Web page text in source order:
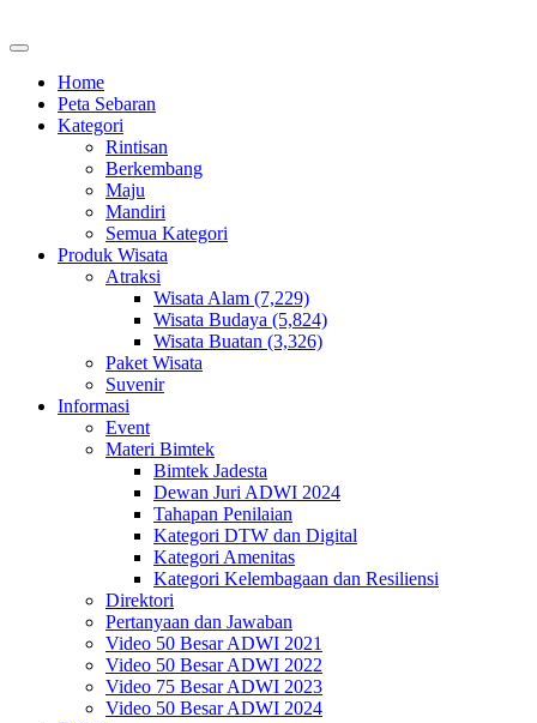
Home
Peta Sebaran
Kategori
Rintisan
Berkembang
Maju
Mandiri
Semua Kategori
Produk Wisata
Atraksi
Wisata Alam (7,229)
Wisata Budaya (5,824)
Wisata Buatan (3,326)
Paket Wisata
Suvenir
Informasi
Event
Materi Bimtek
Bimtek Jadesta
Dewan Juri ADWI 2024
Tahapan Penilaian
Kategori DTW dan Digital
Kategori Amenitas
Kategori Kelembagaan dan Resiliensi
Direktori
Pertanyaan dan Jawaban
Video 50 Besar ADWI 2021
Video 50 Besar ADWI 2022
Video 75 Besar ADWI 2023
Video 50 Besar ADWI 2024